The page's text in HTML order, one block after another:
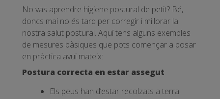
No vas aprendre higiene postural de petit? Bé,
doncs mai no és tard per corregir i millorar la
nostra salut postural. Aquí tens alguns exemples
de mesures bàsiques que pots començar a posar
en pràctica avui mateix:
Postura correcta en estar assegut
Els peus han d’estar recolzats a terra.